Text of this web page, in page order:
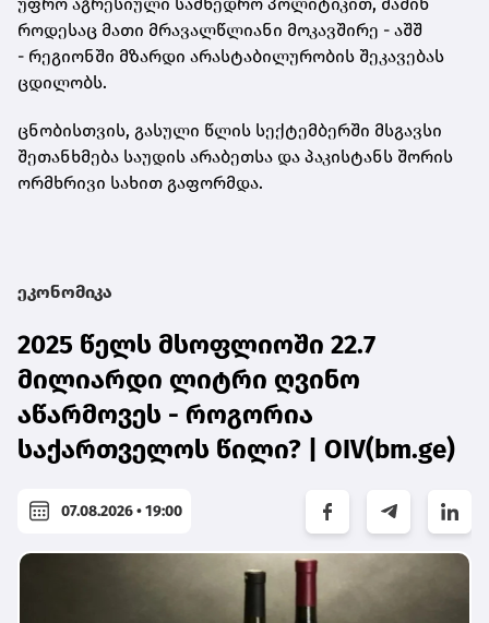
უფრო აგრესიული სამხედრო პოლიტიკით, მაშინ
როდესაც მათი მრავალწლიანი მოკავშირე - აშშ
- რეგიონში მზარდი არასტაბილურობის შეკავებას
ცდილობს.
ცნობისთვის, გასული წლის სექტემბერში მსგავსი
შეთანხმება საუდის არაბეთსა და პაკისტანს შორის
ორმხრივი სახით გაფორმდა.
ეკონომიკა
2025 წელს მსოფლიოში 22.7
მილიარდი ლიტრი ღვინო
აწარმოვეს - როგორია
საქართველოს წილი? | OIV(bm.ge)
07.08.2026 • 19:00